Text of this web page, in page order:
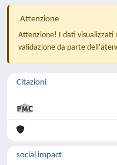
Attenzione
Attenzione! I dati visualizzati
validazione da parte
Citazioni
social impact